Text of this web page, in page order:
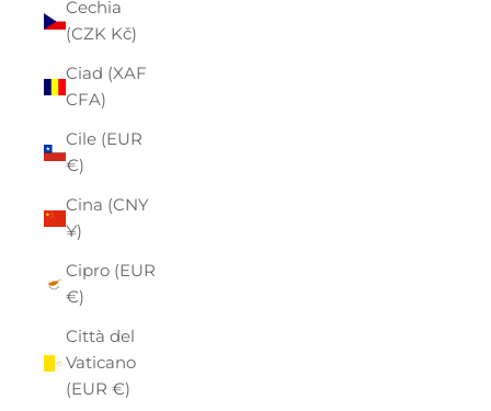
Cechia
(CZK Kč)
Ciad (XAF
CFA)
Cile (EUR
€)
Cina (CNY
¥)
Cipro (EUR
€)
Città del
Vaticano
(EUR €)